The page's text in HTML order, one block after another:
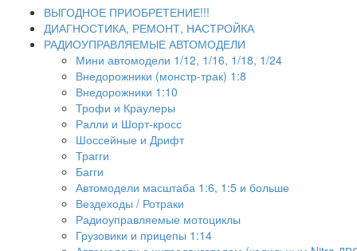
ВЫГОДНОЕ ПРИОБРЕТЕНИЕ!!!
ДИАГНОСТИКА, РЕМОНТ, НАСТРОЙКА
РАДИОУПРАВЛЯЕМЫЕ АВТОМОДЕЛИ
Мини автомодели 1/12, 1/16, 1/18, 1/24
Внедорожники (монстр-трак) 1:8
Внедорожники 1:10
Трофи и Краулеры
Ралли и Шорт-кросс
Шоссейные и Дрифт
Трагги
Багги
Автомодели масштаба 1:6, 1:5 и больше
Вездеходы / Ротраки
Радиоуправляемые мотоциклы
Грузовики и прицепы 1:14